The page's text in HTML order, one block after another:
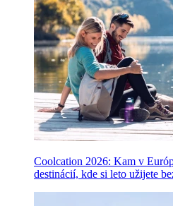
Coolcation 2026: Kam v
destinácií, kde si leto užijete